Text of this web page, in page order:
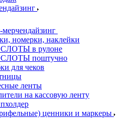
мерчендайзинг
номерки, наклейки
в рулоне
поштучно
для чеков
ленты
на кассовую ленту
ценники и маркеры